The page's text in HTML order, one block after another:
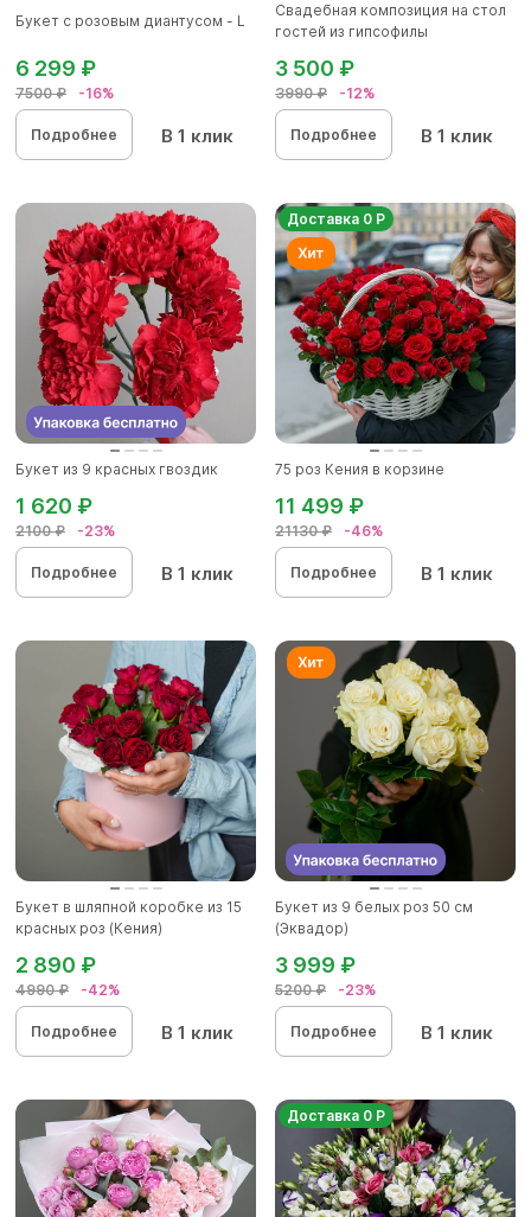
Букет с розовым диантусом - L
7500 ₽ -16%
6 299 ₽
Подробнее В 1 клик
Свадебная композиция на стол
гостей из гипсофилы
3990 ₽ -12%
3 500 ₽
Подробнее В 1 клик
Букет из 9 красных гвоздик
2100 ₽ -23%
1 620 ₽
Подробнее В 1 клик
Доставка 0 Р
75 роз Кения в корзине
21130 ₽ -46%
11 499 ₽
Подробнее В 1 клик
Букет в шляпной коробке из 15
красных роз (Кения)
4990 ₽ -42%
2 890 ₽
Подробнее В 1 клик
Букет из 9 белых роз 50 см
(Эквадор)
5200 ₽ -23%
3 999 ₽
Подробнее В 1 клик
Доставка 0 Р